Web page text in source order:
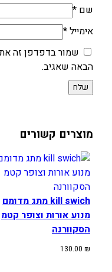
שם *
אימייל*
שמור בדפדפן זה
הבאה שאגיב.
מוצרים קשורים
kill swich מתג מדומם
מנוע אורות וצופר קטמ
הסקוורנה
130.00 ₪